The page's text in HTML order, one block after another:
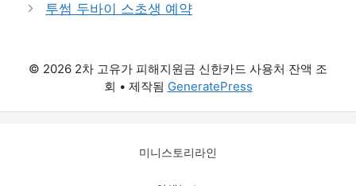
리
투썸 두바이 스초생 예약
© 2026 2차 고유가 피해지원금 신한카드 사용처 잔액 조
회 • 제작됨 GeneratePress
미니스토리라인